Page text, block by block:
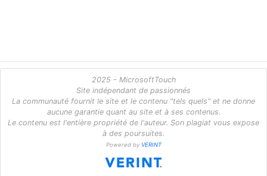
2025 - MicrosoftTouch
Site indépendant de passionnés
La communauté fournit le site et le contenu "tels quels" et ne donne
aucune garantie quant au site et à ses contenus.
Le contenu est l'entière propriété de l'auteur. Son plagiat vous expose
à des poursuites.
Powered by VERINT